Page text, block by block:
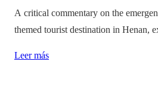
A critical commentary on the
themed tourist destination in Henan,
Leer más